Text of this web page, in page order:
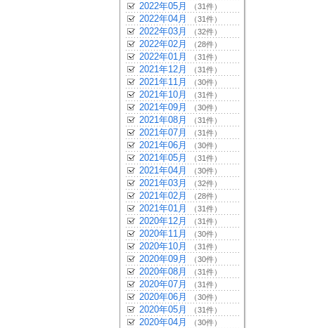
2022年05月 （31件）
2022年04月 （31件）
2022年03月 （32件）
2022年02月 （28件）
2022年01月 （31件）
2021年12月 （31件）
2021年11月 （30件）
2021年10月 （31件）
2021年09月 （30件）
2021年08月 （31件）
2021年07月 （31件）
2021年06月 （30件）
2021年05月 （31件）
2021年04月 （30件）
2021年03月 （32件）
2021年02月 （28件）
2021年01月 （31件）
2020年12月 （31件）
2020年11月 （30件）
2020年10月 （31件）
2020年09月 （30件）
2020年08月 （31件）
2020年07月 （31件）
2020年06月 （30件）
2020年05月 （31件）
2020年04月 （30件）